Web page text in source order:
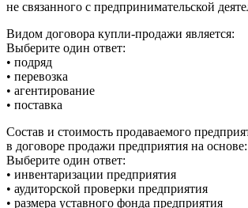
не связанного с предпринимательской
Видом договора купли-продажи является:
Выберите один ответ:
• подряд
• перевозка
• агентирование
• поставка
Состав и стоимость продаваемого
в договоре продажи предприятия на основе:
Выберите один ответ:
• инвентаризации предприятия
• аудиторской проверки предприятия
• размера уставного фонда предприятия